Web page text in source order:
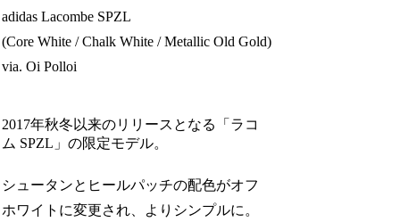
adidas Lacombe SPZL
(Core White / Chalk White / Metallic Old Gold)
via. Oi Polloi
2017年秋冬以来のリリースとなる「ラコ
ム SPZL」の限定モデル。
シュータンとヒールパッチの配色がオフ
ホワイトに変更され、よりシンプルに。